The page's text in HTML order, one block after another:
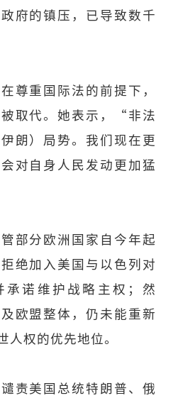
府的镇压，已导致数千
尊重国际法的前提下，
取代。她表示，“非法
朗）局势。我们现在更
对自身人民发动更加猛
部分欧洲国家自今年起
绝加入美国与以色列对
承诺维护战略主权；然
欧盟整体，仍未能重新
人权的优先地位。
责美国总统特朗普、俄